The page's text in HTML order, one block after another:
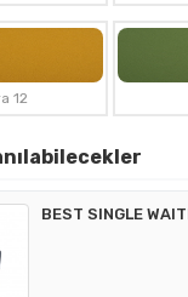
12
BEST SINGLE